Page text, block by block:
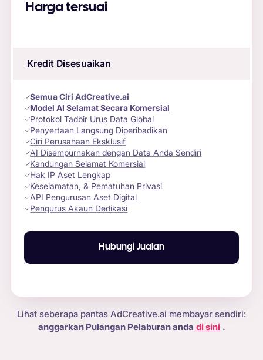
Harga tersuai
Kredit Disesuaikan
Semua Ciri AdCreative.ai
Model AI Selamat Secara Komersial
Protokol Tadbir Urus Data Global
Penyertaan Langsung Diperibadikan
Ciri Perusahaan Eksklusif
AI Disempurnakan dengan Data Anda Sendiri
Kandungan Selamat Komersial
Hak IP Aset Lengkap
Keselamatan, & Pematuhan Privasi
API Pengurusan Aset Digital
Pengurus Akaun Dedikasi
Hubungi Jualan
Lihat seberapa pantas AdCreative.ai membayar sendiri:
anggarkan Pulangan Pelaburan anda di sini .